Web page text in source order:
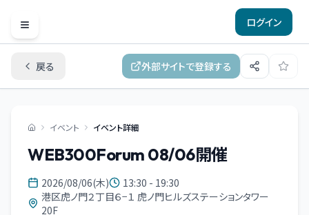
Open menu
ログイン
戻る 外部サイトで登録する
イベント イベント詳細
WEB300Forum 08/06開催
2026/08/06(木)
13:30 - 19:30
港区虎ノ門２丁目６−１ 虎ノ門ヒルズステーションタワー
20F